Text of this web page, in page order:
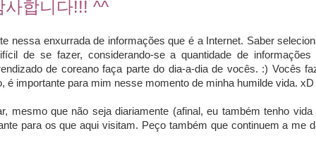
사합니다!!! ^^
nessa enxurrada de informações que é a Internet. Saber
de se fazer, considerando-se a quantidade de informações
de coreano faça parte do dia-a-dia de vocês. :) Vocês
é importante para mim nesse momento de minha humilde vida. xD
mesmo que não seja diariamente (afinal, eu também tenho vida
para os que aqui visitam. Peço também que continuem a me